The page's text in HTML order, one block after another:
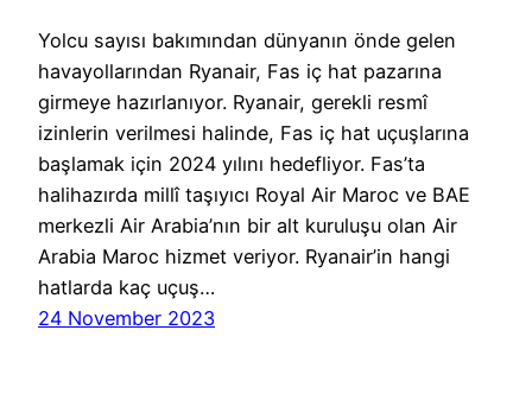
Yolcu sayısı bakımından dünyanın önde gelen
havayollarından Ryanair, Fas iç hat pazarına
girmeye hazırlanıyor. Ryanair, gerekli resmî
izinlerin verilmesi halinde, Fas iç hat uçuşlarına
başlamak için 2024 yılını hedefliyor. Fas’ta
halihazırda millî taşıyıcı Royal Air Maroc ve BAE
merkezli Air Arabia’nın bir alt kuruluşu olan Air
Arabia Maroc hizmet veriyor. Ryanair’in hangi
hatlarda kaç uçuş…
24 November 2023